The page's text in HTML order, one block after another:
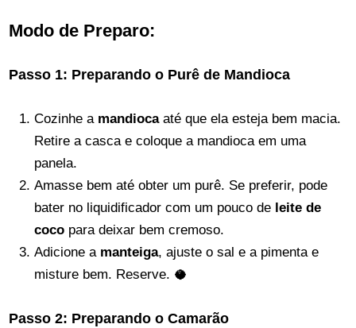
Modo de Preparo:
Passo 1: Preparando o Purê de Mandioca
Cozinhe a mandiocaaté que ela esteja bem macia.
Retire a casca e coloque a mandioca em uma
panela.
Amasse bem até obter um purê. Se preferir, pode
bater no liquidificador com um pouco de leite de
coco para deixar bem cremoso.
Adicione a manteiga, ajuste o sal e a pimenta e
misture bem. Reserve. 🥥
Passo 2: Preparando o Camarão